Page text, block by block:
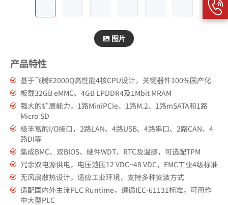
图片
产品特性
基于飞腾E2000Q高性能4核CPU设计，关键器件100%国产化
板载32GB eMMC、4GB LPDDR4及1Mbit MRAM
强大的扩展能力，1路MiniPCIe、1路M.2、1路mSATA和1路
Micro SD
极丰富的I/O接口，2路LAN、4路USB、4路串口、2路CAN、4
路DI等
集成BMC、双BIOS、硬件WDT、RTC及温感，可选配TPM
冗余双电源供电，电压范围12 VDC~48 VDC，EMC工业4级标准
无风扇散热设计，适应工业环境，支持多种安装方式
适配国内外主流PLC Runtime，遵循IEC-61131标准，可用作
中大型PLC